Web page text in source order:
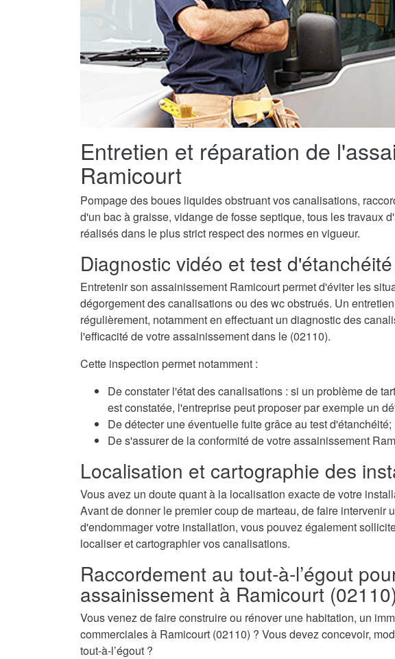
Entretien et réparation de
Ramicourt
Pompage des boues liquides obstruant vos canalisations,
d'un bac à graisse, vidange de fosse septique, tous les travaux
réalisés dans le plus strict respect des normes en vigueur.
Diagnostic vidéo et test
Entretenir son assainissement Ramicourt permet d'éviter les
dégorgement des canalisations ou des wc obstrués. Un
régulièrement, notamment en effectuant un diagnostic des
l'efficacité de votre assainissement dans le (02110).
Cette inspection permet notamment :
De constater l'état des canalisations : si un problème de
est constatée, l'entreprise peut proposer par exemple un
De détecter une éventuelle fuite grâce au test d'étanchéité;
De s'assurer de la conformité de votre assainissement
Localisation et cartographie des
Vous avez un doute quant à la localisation exacte de votre
Avant de donner le premier coup de marteau, de faire intervenir
d'endommager votre installation, vous pouvez également
localiser et cartographier vos canalisations.
Raccordement au tout-à-l’égout
assainissement à Ramicourt
Vous venez de faire construire ou rénover une habitation, un
commerciales à Ramicourt (02110) ? Vous devez concevoir,
tout-à-l’égout ?